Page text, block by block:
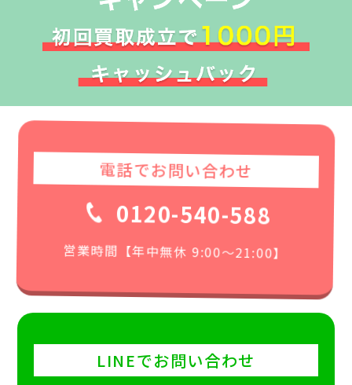
電話でお問い合わせ
0120-540-588
営業時間【年中無休 9:00〜21:00】
LINEでお問い合わせ